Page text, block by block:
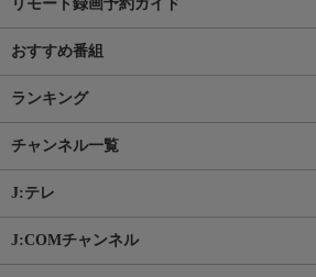
リモート録画予約ガイド
おすすめ番組
ランキング
チャンネル一覧
J:テレ
J:COMチャンネル